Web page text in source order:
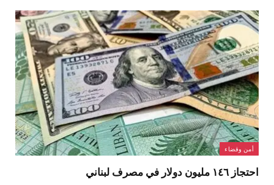
أمن وقضاء
احتجاز ١٤٦ مليون دولار في مصرف لبناني